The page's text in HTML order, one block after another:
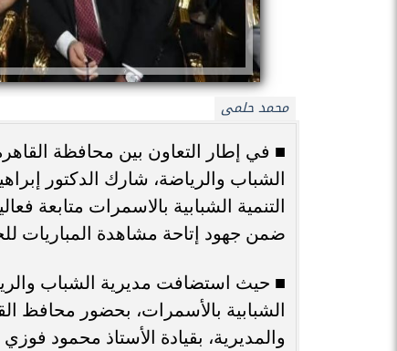
محمد حلمى
■ في إطار التعاون بين محافظة
الشباب والرياضة، شارك الدكتور
التنمية الشبابية بالاسمرات متابعة
ضمن جهود إتاحة مشاهدة المباريات
■ حيث استضافت مديرية الشباب
الشبابية بالأسمرات، بحضور محافظ
والمديرية، بقيادة الأستاذ محمود